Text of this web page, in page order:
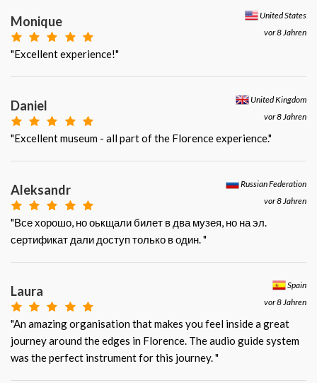
United States
vor 8 Jahren
Monique
"Excellent experience!"
United Kingdom
vor 8 Jahren
Daniel
"Excellent museum - all part of the Florence experience."
Russian Federation
vor 8 Jahren
Aleksandr
"Все хорошо, но оькщали билет в два музея, но на эл.
сертификат дали доступ только в один. "
Spain
vor 8 Jahren
Laura
"An amazing organisation that makes you feel inside a great
journey around the edges in Florence. The audio guide system
was the perfect instrument for this journey. "